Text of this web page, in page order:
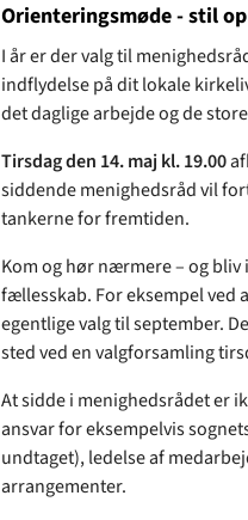
Orienteringsmøde - stil
I år er der valg til
indflydelse på dit lokale
det daglige arbejde og de
Tirsdag den 14. maj kl. 19.00
siddende menighedsråd vil
tankerne for fremtiden.
Kom og hør nærmere – og
fællesskab. For eksempel ved
egentlige valg til september.
sted ved en valgforsamling
At sidde i menighedsrådet er
ansvar for eksempelvis
undtaget), ledelse af
arrangementer.